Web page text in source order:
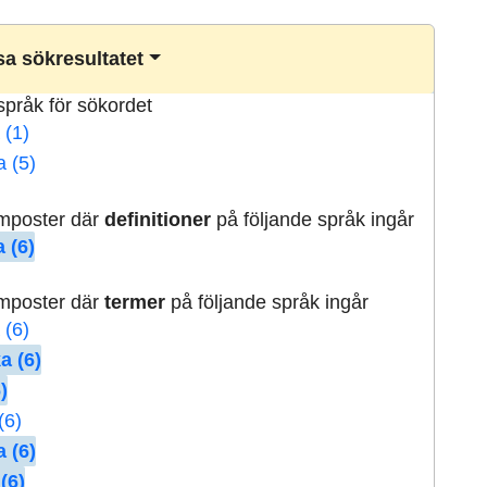
sökresultatet
för sökordet
(1)
(5)
därdefinitioner på följande språk ingår
(6)
därtermer på följande språk ingår
(6)
(6)
(6)